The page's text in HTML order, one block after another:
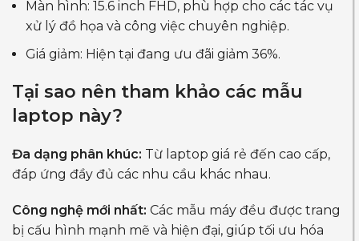
Màn hình: 15.6 inch FHD, phù hợp cho các tác vụ
xử lý đồ họa và công việc chuyên nghiệp.
Giá giảm: Hiện tại đang ưu đãi giảm 36%.
Tại sao nên tham khảo các mẫu
laptop này?
Đa dạng phân khúc: Từ laptop giá rẻ đến cao cấp,
đáp ứng đầy đủ các nhu cầu khác nhau.
Công nghệ mới nhất: Các mẫu máy đều được trang
bị cấu hình mạnh mẽ và hiện đại, giúp tối ưu hóa